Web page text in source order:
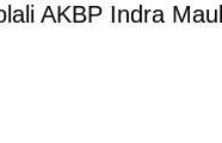
AKBP Indra